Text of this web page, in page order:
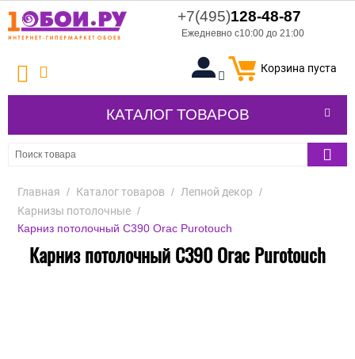
+7(495)128-48-87
Ежедневно с10:00 до 21:00
Корзина пуста
КАТАЛОГ ТОВАРОВ
Главная / Каталог товаров / Лепной декор /
Карнизы потолочные /
Карниз потолочный C390 Orac Purotouch
Карниз потолочный C390 Orac Purotouch